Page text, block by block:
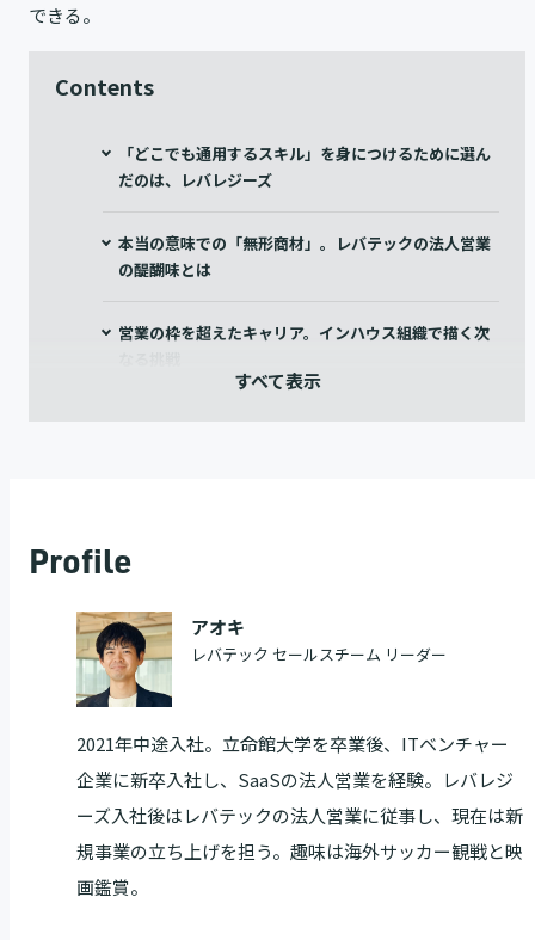
できる。
Contents
「どこでも通用するスキル」を身につけるために選ん
だのは、レバレジーズ
本当の意味での「無形商材」。レバテックの法人営業
の醍醐味とは
営業の枠を超えたキャリア。インハウス組織で描く次
Profile
アオキ
レバテック セールスチーム リーダー
2021年中途入社。立命館大学を卒業後、ITベンチャー
企業に新卒入社し、SaaSの法人営業を経験。レバレジ
ーズ入社後はレバテックの法人営業に従事し、現在は新
規事業の立ち上げを担う。趣味は海外サッカー観戦と映
画鑑賞。